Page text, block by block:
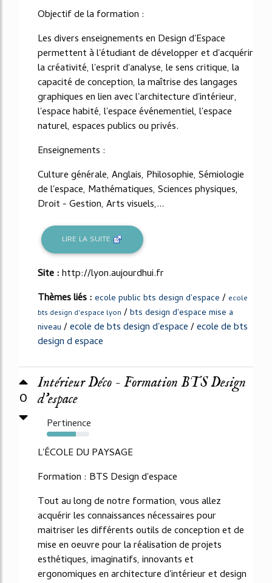
Objectif de la formation :
Les divers enseignements en Design d'Espace
permettent à l'étudiant de développer et d'acquérir
la créativité, l'esprit d'analyse, le sens critique, la
capacité de conception, la maîtrise des langages
graphiques en lien avec l'architecture d'intérieur,
l'espace habité, l'espace événementiel, l'espace
naturel, espaces publics ou privés.
Enseignements :
Culture générale, Anglais, Philosophie, Sémiologie
de l'espace, Mathématiques, Sciences physiques,
Droit - Gestion, Arts visuels,...
LIRE LA SUITE
Site :http://lyon.aujourdhui.fr
Thèmes liés : ecole public bts design d'espace / ecole
bts design d'espace lyon /bts design d'espace mise a
niveau /ecole de bts design d'espace/ecole de bts
design d espace
0
Intérieur Déco - Formation BTS Design
d'espace
Pertinence
68%
L'ÉCOLE DU PAYSAGE
Formation : BTS Design d'espace
Tout au long de notre formation, vous allez
acquérir les connaissances nécessaires pour
maitriser les différents outils de conception et de
mise en oeuvre pour la réalisation de projets
esthétiques, imaginatifs, innovants et
ergonomiques en architecture d'intérieur et design